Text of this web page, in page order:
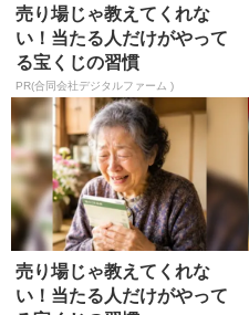
売り場じゃ教えてくれな
い！当たる人だけがやって
る宝くじの習慣
PR(合同会社デジタルファーム )
売り場じゃ教えてくれな
い！当たる人だけがやって